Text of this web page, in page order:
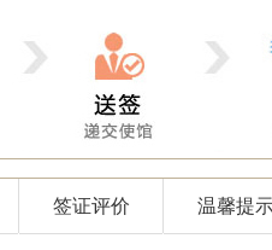
签证评价 温馨提